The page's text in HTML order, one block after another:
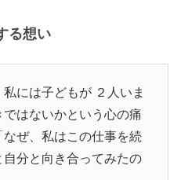
る想い
私には子どもが ２人いま
はないかという心の痛
ぜ、私はこの仕事を続
分と向き合ってみたの